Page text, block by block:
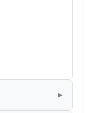
▶